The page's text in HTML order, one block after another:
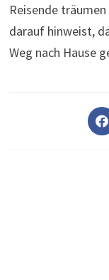
Reisende
darauf hinweist,
Weg nach Hause